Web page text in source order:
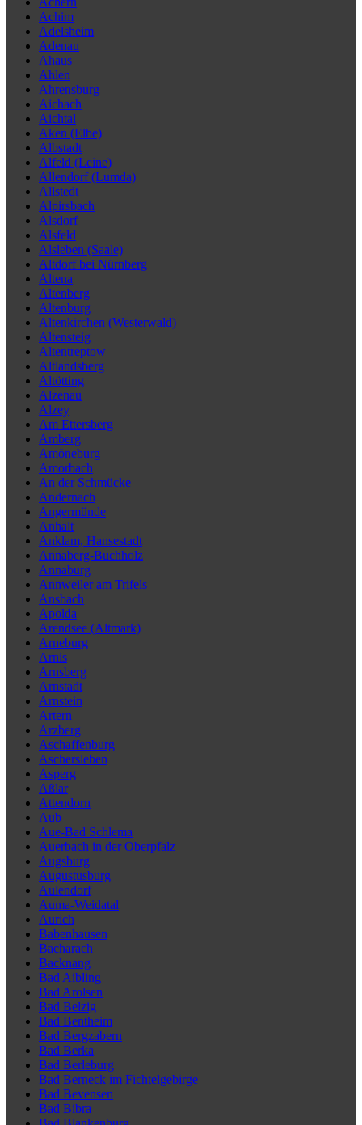
Achim
Adelsheim
Adenau
Ahaus
Ahlen
Ahrensburg
Aichach
Aichtal
Aken (Elbe)
Albstadt
Alfeld (Leine)
Allendorf (Lumda)
Allstedt
Alpirsbach
Alsdorf
Alsfeld
Alsleben (Saale)
Altdorf bei Nürnberg
Altena
Altenberg
Altenburg
Altenkirchen (Westerwald)
Altensteig
Altentreptow
Altlandsberg
Altötting
Alzenau
Alzey
Am Ettersberg
Amberg
Amöneburg
Amorbach
An der Schmücke
Andernach
Angermünde
Anhalt
Anklam, Hansestadt
Annaberg-Buchholz
Annaburg
Annweiler am Trifels
Ansbach
Apolda
Arendsee (Altmark)
Arneburg
Arnis
Arnsberg
Arnstadt
Arnstein
Artern
Arzberg
Aschaffenburg
Aschersleben
Asperg
Aßlar
Attendorn
Aub
Aue-Bad Schlema
Auerbach in der Oberpfalz
Augsburg
Augustusburg
Aulendorf
Auma-Weidatal
Aurich
Babenhausen
Bacharach
Backnang
Bad Aibling
Bad Arolsen
Bad Belzig
Bad Bentheim
Bad Bergzabern
Bad Berka
Bad Berleburg
Bad Berneck im Fichtelgebirge
Bad Bevensen
Bad Bibra